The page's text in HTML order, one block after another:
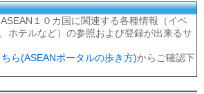
１０カ国に関連する各種情報（イベ
ホテルなど）の参照および登録が出来るサ
ちら(ASEANポータルの歩き方)からご確認下